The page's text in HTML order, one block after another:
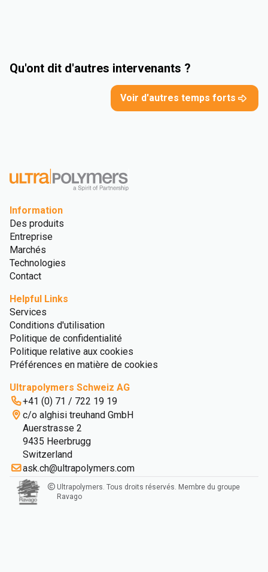
Qu'ont dit d'autres intervenants ?
Voir d'autres temps forts
Information
Des produits
Entreprise
Marchés
Technologies
Contact
Helpful Links
Services
Conditions d'utilisation
Politique de confidentialité
Politique relative aux cookies
Préférences en matière de cookies
Ultrapolymers Schweiz AG
+41 (0) 71 / 722 19 19
c/o alghisi treuhand GmbH
Auerstrasse 2
9435 Heerbrugg
Switzerland
ask.ch@ultrapolymers.com
Ultrapolymers. Tous droits réservés. Membre du groupe
Ravago